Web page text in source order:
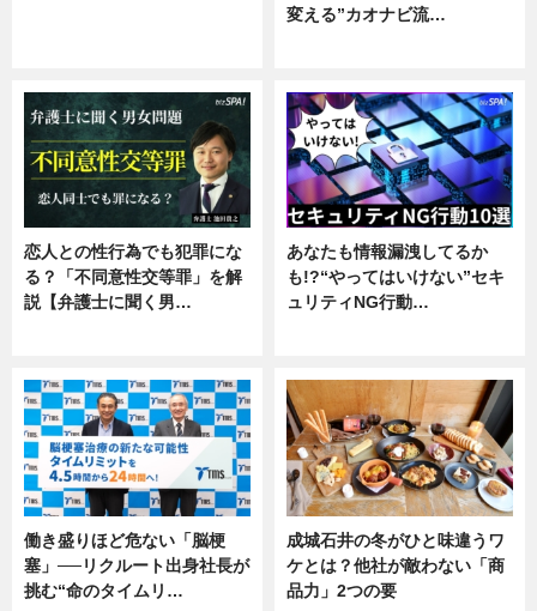
変える”カオナビ流…
恋人との性行為でも犯罪にな
る？「不同意性交等罪」を解
説【弁護士に聞く男…
あなたも情報漏洩してるか
も!?“やってはいけない”セキ
ュリティNG行動…
働き盛りほど危ない「脳梗
塞」──リクルート出身社長が
挑む“命のタイムリ…
成城石井の冬がひと味違うワ
ケとは？他社が敵わない「商
品力」2つの要